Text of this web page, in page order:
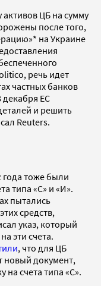
ЦБ на сумму
после того,
на Украине
речь идет
частных банков
декабря ЕС
и решить
Reuters.
года тоже были
типа «С» и «И».
пытались
средств,
указ, который
эти счета.
, что для ЦБ
новый документ,
на счета типа «C».